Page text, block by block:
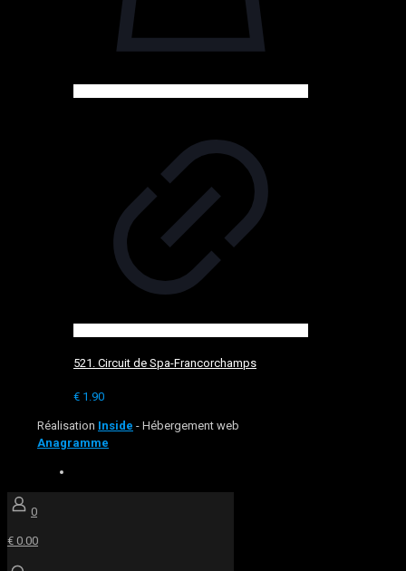
521. Circuit de Spa-Francorchamps
€ 1.90
Réalisation Inside - Hébergement web
Anagramme
0
€ 0.00